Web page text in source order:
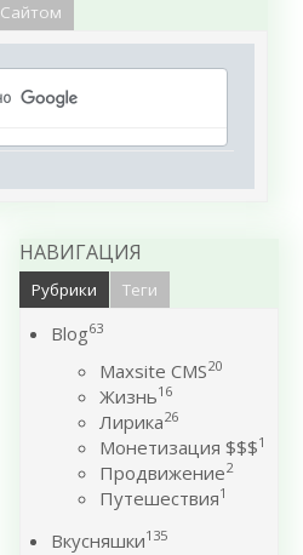
Сайтом
НАВИГАЦИЯ
Рубрики Теги
Blog63
Maxsite CMS20
Жизнь16
Лирика26
Монетизация $$$1
Продвижение2
Путешествия1
Вкусняшки135